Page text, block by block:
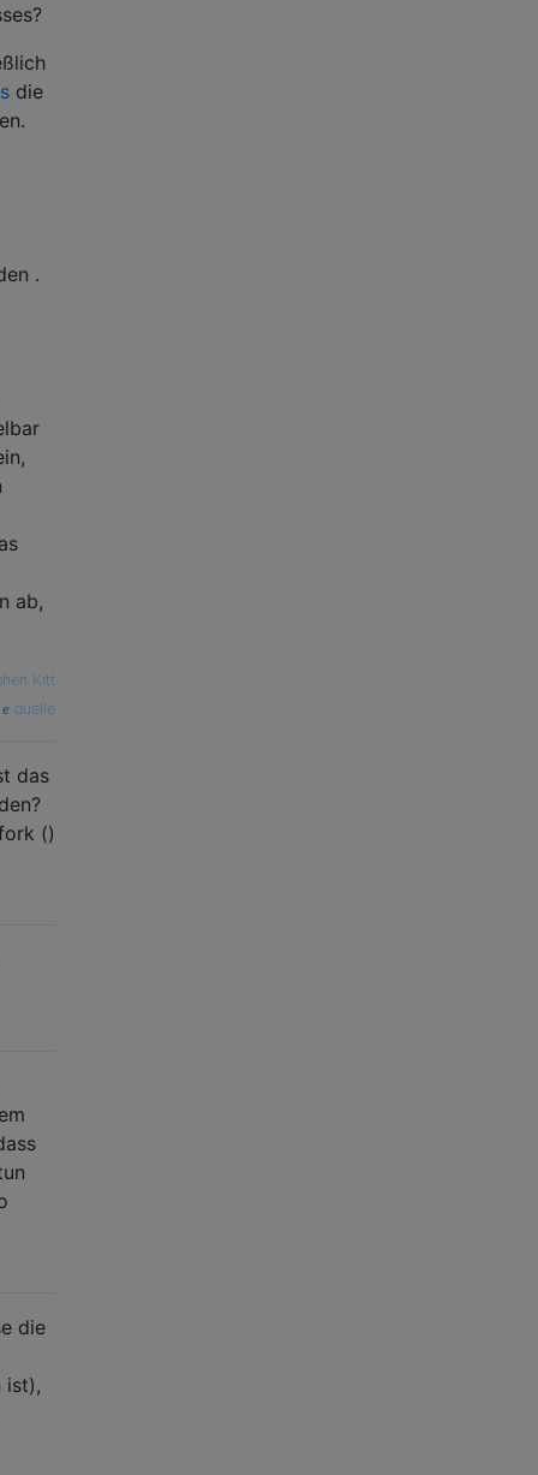
die
.
ab,
Kitt
quelle
das
()
die
ist),